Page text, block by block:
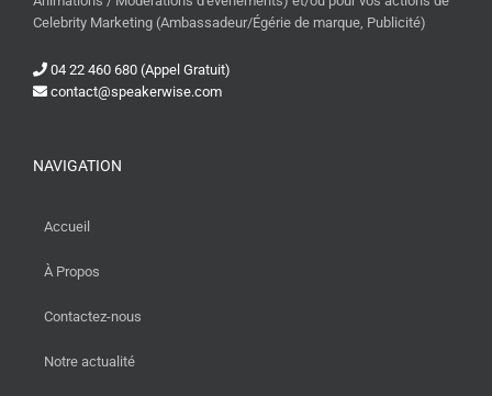
Celebrity Marketing (Ambassadeur/Égérie de marque, Publicité)
04 22 460 680 (Appel Gratuit)
contact@speakerwise.com
NAVIGATION
Accueil
À Propos
Contactez-nous
Notre actualité